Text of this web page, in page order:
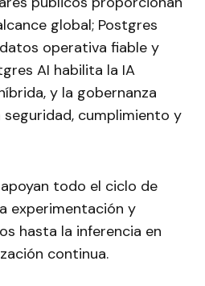
global; Postgres
operativa fiable y
AI habilita la IA
y la gobernanza
cumplimiento y
todo el ciclo de
experimentación y
hasta la inferencia en
continua.